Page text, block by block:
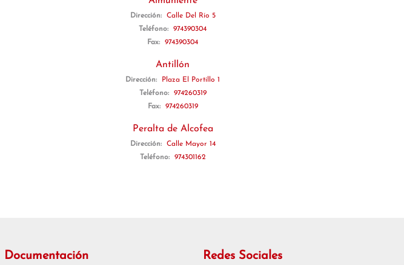
Dirección:
Calle Del Río 5
Teléfono:
974390304
Fax:
974390304
Antillón
Dirección:
Plaza El Portillo 1
Teléfono:
974260319
Fax:
974260319
Peralta de Alcofea
Dirección:
Calle Mayor 14
Teléfono:
974301162
Documentación Redes Sociales